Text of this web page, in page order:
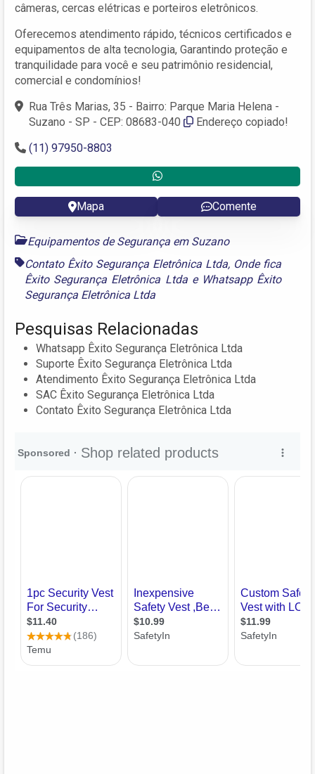
câmeras, cercas elétricas e porteiros eletrônicos.
Oferecemos atendimento rápido, técnicos certificados e
equipamentos de alta tecnologia, Garantindo proteção e
tranquilidade para você e seu patrimônio residencial,
comercial e condomínios!
Rua Três Marias, 35 - Bairro: Parque Maria Helena -
Suzano - SP - CEP: 08683-040
Endereço copiado!
(11) 97950-8803
Mapa Comente
Equipamentos de Segurança em Suzano
Contato Êxito Segurança Eletrônica Ltda, Onde fica
Êxito Segurança Eletrônica Ltdae Whatsapp Êxito
Segurança Eletrônica Ltda
Pesquisas Relacionadas
Whatsapp Êxito Segurança Eletrônica Ltda
Suporte Êxito Segurança Eletrônica Ltda
Atendimento Êxito Segurança Eletrônica Ltda
SAC Êxito Segurança Eletrônica Ltda
Contato Êxito Segurança Eletrônica Ltda